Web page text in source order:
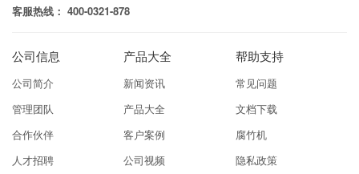
客服热线： 400-0321-878
公司信息
公司简介
管理团队
合作伙伴
人才招聘
产品大全
新闻资讯
产品大全
客户案例
公司视频
帮助支持
常见问题
文档下载
腐竹机
隐私政策